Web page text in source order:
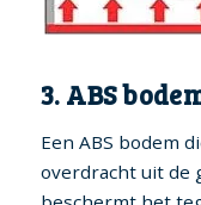
3. ABS
Een ABS bodem
overdracht uit de